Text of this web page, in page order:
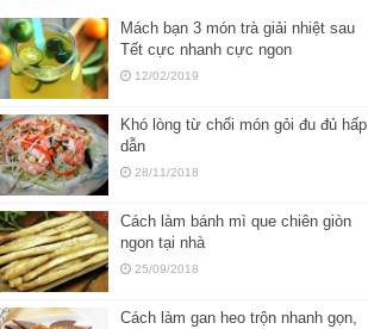
Mách bạn 3 món trà giải nhiệt sau
Tết cực nhanh cực ngon
12/02/2019
Khó lòng từ chối món gỏi đu đủ hấp
dẫn
28/11/2018
Cách làm bánh mì que chiên giòn
ngon tại nhà
25/09/2018
Cách làm gan heo trộn nhanh gọn,